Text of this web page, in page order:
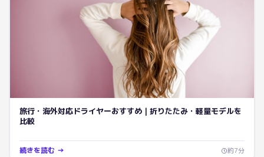
旅行・海外対応ドライヤーおすすめ｜折りたたみ・軽量モデルを
比較
続きを読む → 約7分